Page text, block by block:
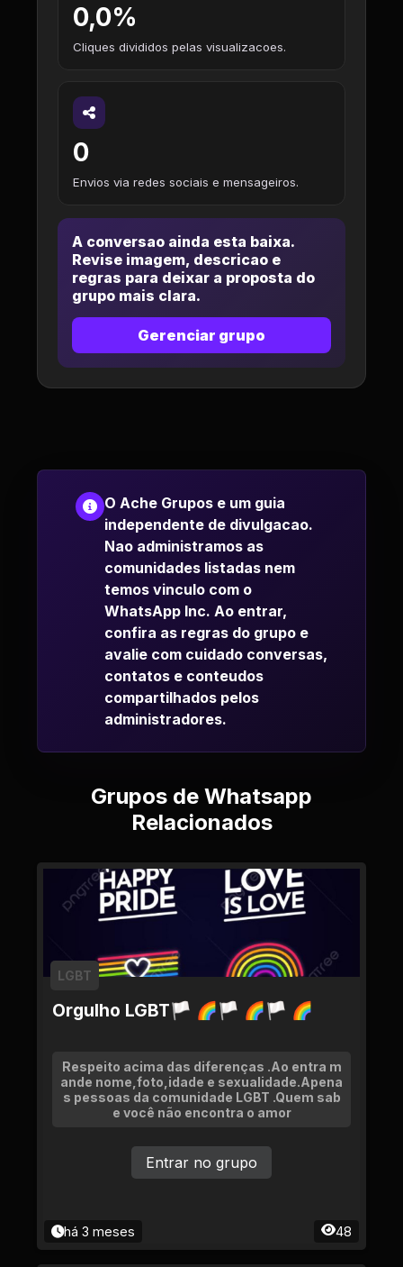
0,0%
Cliques divididos pelas visualizacoes.
0
Envios via redes sociais e mensageiros.
A conversao ainda esta baixa.
Revise imagem, descricao e
regras para deixar a proposta do
grupo mais clara.
Gerenciar grupo
O Ache Grupos e um guia
independente de divulgacao.
Nao administramos as
comunidades listadas nem
temos vinculo com o
WhatsApp Inc. Ao entrar,
confira as regras do grupo e
avalie com cuidado conversas,
contatos e conteudos
compartilhados pelos
administradores.
Grupos de Whatsapp
Relacionados
Orgulho LGBT🏳 🌈🏳 🌈🏳 🌈
LGBT
Respeito acima das diferenças .Ao entra m
ande nome,foto,idade e sexualidade.Apena
s pessoas da comunidade LGBT .Quem sab
e você não encontra o amor
há 3 meses 48
Entrar no grupo